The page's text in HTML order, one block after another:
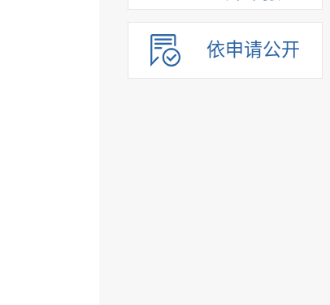
重点领域
法制政府建设工作年报
依申请公开